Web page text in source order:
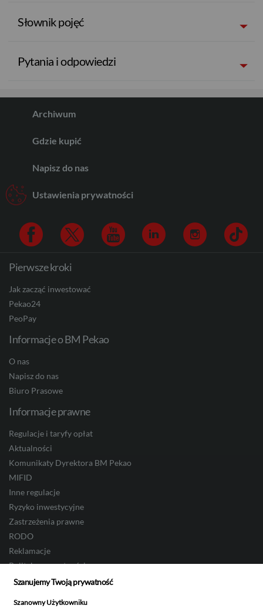
Słownik pojęć
Pytania i odpowiedzi
Archiwum
Gdzie kupić
Napisz do nas
Ustawienia prywatności
Facebook
Pierwsze kroki
Jak zacząć inwestować
Pekao24
PeoPay
Informacje o BM Pekao
O nas
Napisz do nas
Biuro Prasowe
Informacje prawne
Regulacje i taryfy opłat
Aktualności
Komunikaty Dyrektora BM Pekao
MIFID
Inne regulacje
Ryzyko inwestycyjne
Zastrzeżenia prawne
RODO
Reklamacje
Polityka prywatności
Przydatne linki
Biuro Maklerskie
Szanujemy Twoją prywatność
Szanowny Użytkowniku